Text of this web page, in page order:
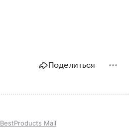
Поделиться
BestProducts Mail